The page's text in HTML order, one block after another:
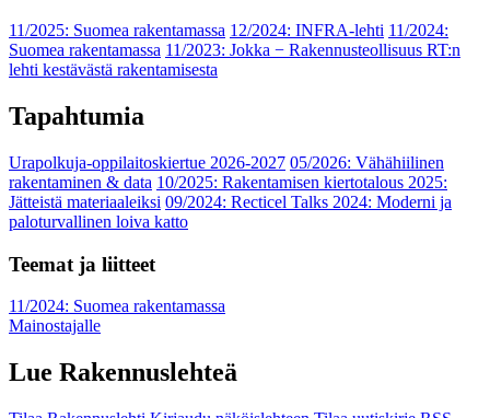
11/2025: Suomea rakentamassa 12/2024: INFRA-lehti 11/2024:
Suomea rakentamassa 11/2023: Jokka − Rakennusteollisuus RT:n
lehti kestävästä rakentamisesta
Tapahtumia
Urapolkuja-oppilaitoskiertue 2026-2027 05/2026: Vähähiilinen
rakentaminen & data 10/2025: Rakentamisen kiertotalous 2025:
Jätteistä materiaaleiksi 09/2024: Recticel Talks 2024: Moderni ja
paloturvallinen loiva katto
Teemat ja liitteet
11/2024: Suomea rakentamassa
Mainostajalle
Lue Rakennuslehteä